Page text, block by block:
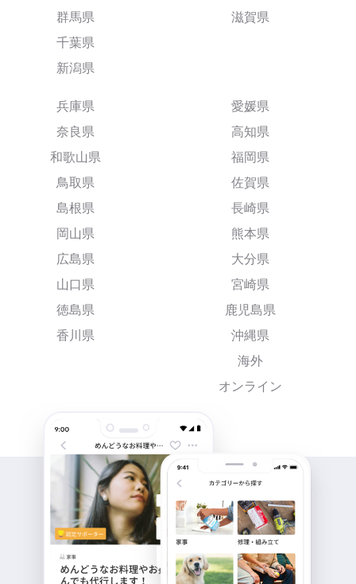
群馬県
千葉県
新潟県
滋賀県
兵庫県
奈良県
和歌山県
鳥取県
島根県
岡山県
広島県
山口県
徳島県
香川県
愛媛県
高知県
福岡県
佐賀県
長崎県
熊本県
大分県
宮崎県
鹿児島県
沖縄県
海外
オンライン